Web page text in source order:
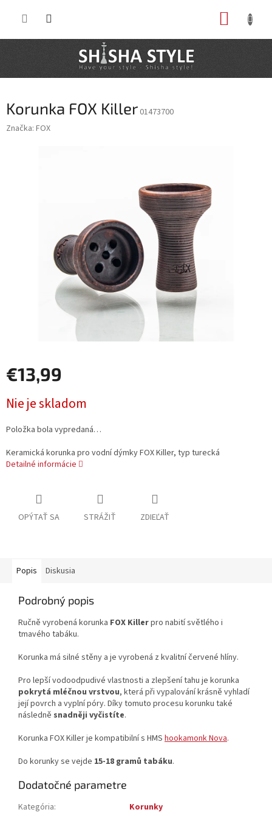
Korunka FOX Killer 01473700
Značka: FOX
€13,99
cena:
Nie je skladom
Položka bola vypredaná…
Keramická korunka pro vodní dýmky FOX Killer, typ turecká
Detailné informácie
OPÝTAŤ SA STRÁŽIŤ ZDIEĽAŤ
Popis Diskusia
Podrobný popis
Ručně vyrobená korunka FOX Killerpro nabití světlého i
tmavého tabáku.
Korunka má silné stěny a je vyrobená z kvalitní červené hlíny.
Pro lepší vodoodpudivé vlastnosti a zlepšení tahu je korunka
pokrytá mléčnou vrstvou, která při vypalování krásně vyhladí
její povrch a vyplní póry. Díky tomuto procesu korunku také
následně snadněji vyčistíte.
Korunka FOX Killer je kompatibilní s HMS hookamonk Nova.
Do korunky se vejde 15-18 gramů tabáku.
Dodatočné parametre
Kategória:
Korunky